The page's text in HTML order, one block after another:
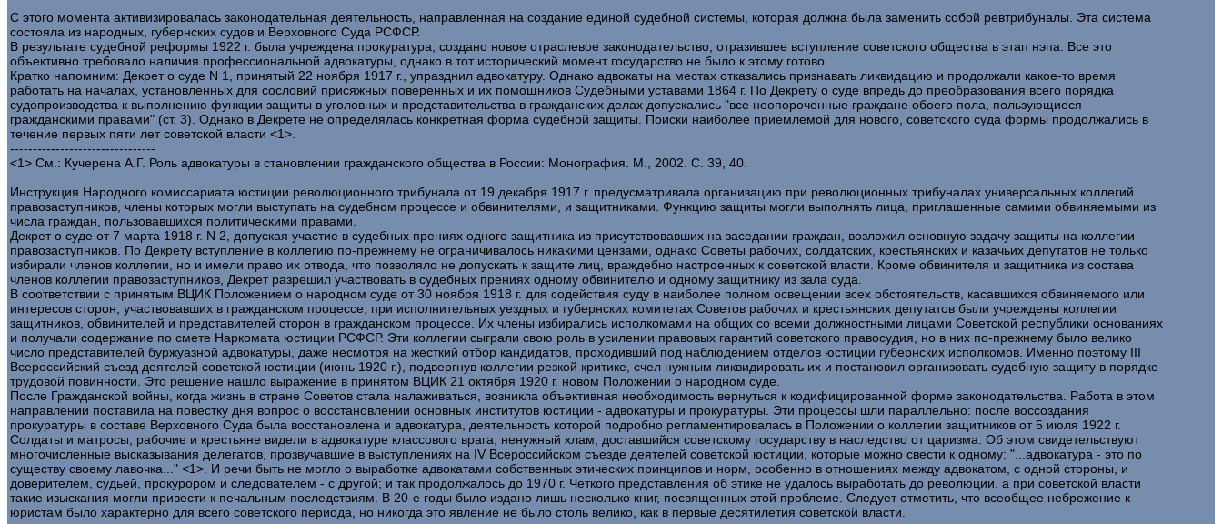
С этого момента активизировалась законодательная деятельность, направленная на создание единой судебной системы, которая должна была заменить собой ревтрибуналы. Эта система
состояла из народных, губернских судов и Верховного Суда РСФСР.
В результате судебной реформы 1922 г. была учреждена прокуратура, создано новое отраслевое законодательство, отразившее вступление советского общества в этап нэпа. Все это
объективно требовало наличия профессиональной адвокатуры, однако в тот исторический момент государство не было к этому готово.
Кратко напомним: Декрет о суде N 1, принятый 22 ноября 1917 г., упразднил адвокатуру. Однако адвокаты на местах отказались признавать ликвидацию и продолжали какое-то время
работать на началах, установленных для сословий присяжных поверенных и их помощников Судебными уставами 1864 г. По Декрету о суде впредь до преобразования всего порядка
судопроизводства к выполнению функции защиты в уголовных и представительства в гражданских делах допускались "все неопороченные граждане обоего пола, пользующиеся
гражданскими правами" (ст. 3). Однако в Декрете не определялась конкретная форма судебной защиты. Поиски наиболее приемлемой для нового, советского суда формы продолжались в
течение первых пяти лет советской власти <1>.
--------------------------------
<1> См.: Кучерена А.Г. Роль адвокатуры в становлении гражданского общества в России: Монография. М., 2002. С. 39, 40.
Инструкция Народного комиссариата юстиции революционного трибунала от 19 декабря 1917 г. предусматривала организацию при революционных трибуналах универсальных коллегий
правозаступников, члены которых могли выступать на судебном процессе и обвинителями, и защитниками. Функцию защиты могли выполнять лица, приглашенные самими обвиняемыми из
числа граждан, пользовавшихся политическими правами.
Декрет о суде от 7 марта 1918 г. N 2, допуская участие в судебных прениях одного защитника из присутствовавших на заседании граждан, возложил основную задачу защиты на коллегии
правозаступников. По Декрету вступление в коллегию по-прежнему не ограничивалось никакими цензами, однако Советы рабочих, солдатских, крестьянских и казачьих депутатов не только
избирали членов коллегии, но и имели право их отвода, что позволяло не допускать к защите лиц, враждебно настроенных к советской власти. Кроме обвинителя и защитника из состава
членов коллегии правозаступников, Декрет разрешил участвовать в судебных прениях одному обвинителю и одному защитнику из зала суда.
В соответствии с принятым ВЦИК Положением о народном суде от 30 ноября 1918 г. для содействия суду в наиболее полном освещении всех обстоятельств, касавшихся обвиняемого или
интересов сторон, участвовавших в гражданском процессе, при исполнительных уездных и губернских комитетах Советов рабочих и крестьянских депутатов были учреждены коллегии
защитников, обвинителей и представителей сторон в гражданском процессе. Их члены избирались исполкомами на общих со всеми должностными лицами Советской республики основаниях
и получали содержание по смете Наркомата юстиции РСФСР. Эти коллегии сыграли свою роль в усилении правовых гарантий советского правосудия, но в них по-прежнему было велико
число представителей буржуазной адвокатуры, даже несмотря на жесткий отбор кандидатов, проходивший под наблюдением отделов юстиции губернских исполкомов. Именно поэтому III
Всероссийский съезд деятелей советской юстиции (июнь 1920 г.), подвергнув коллегии резкой критике, счел нужным ликвидировать их и постановил организовать судебную защиту в порядке
трудовой повинности. Это решение нашло выражение в принятом ВЦИК 21 октября 1920 г. новом Положении о народном суде.
После Гражданской войны, когда жизнь в стране Советов стала налаживаться, возникла объективная необходимость вернуться к кодифицированной форме законодательства. Работа в этом
направлении поставила на повестку дня вопрос о восстановлении основных институтов юстиции - адвокатуры и прокуратуры. Эти процессы шли параллельно: после воссоздания
прокуратуры в составе Верховного Суда была восстановлена и адвокатура, деятельность которой подробно регламентировалась в Положении о коллегии защитников от 5 июля 1922 г.
Солдаты и матросы, рабочие и крестьяне видели в адвокатуре классового врага, ненужный хлам, доставшийся советскому государству в наследство от царизма. Об этом свидетельствуют
многочисленные высказывания делегатов, прозвучавшие в выступлениях на IV Всероссийском съезде деятелей советской юстиции, которые можно свести к одному: "...адвокатура - это по
существу своему лавочка..." <1>. И речи быть не могло о выработке адвокатами собственных этических принципов и норм, особенно в отношениях между адвокатом, с одной стороны, и
доверителем, судьей, прокурором и следователем - с другой; и так продолжалось до 1970 г. Четкого представления об этике не удалось выработать до революции, а при советской власти
такие изыскания могли привести к печальным последствиям. В 20-е годы было издано лишь несколько книг, посвященных этой проблеме. Следует отметить, что всеобщее небрежение к
юристам было характерно для всего советского периода, но никогда это явление не было столь велико, как в первые десятилетия советской власти.